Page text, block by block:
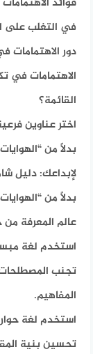
في التغلب على
دور الاهتمامات
الاهتمامات في
القائمة؟
اختر عناوين
بدلاً من
لإبداعك: دليل
بدلاً من
عالم المعرفة من
استخدم لغة
تجنب
المفاهيم.
استخدم لغة
تحسين بنية